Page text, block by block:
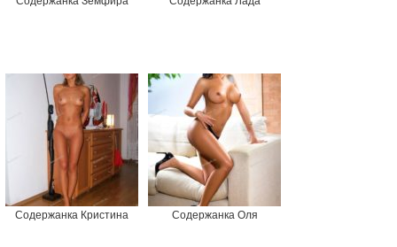
Содержанка Кристина Содержанка Оля